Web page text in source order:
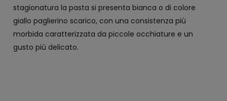
stagionatura la pasta si presenta bianca o di colore
giallo paglierino scarico, con una consistenza più
morbida caratterizzata da piccole occhiature e un
gusto più delicato.